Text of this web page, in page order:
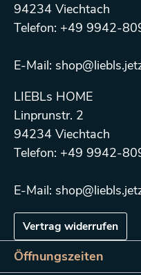
94234 Viechtach
Telefon: +49 9942-
E-Mail:
LIEBLs HOME
Linprunstr. 2
94234 Viechtach
Telefon: +49 9942-
E-Mail:
Vertrag widerrufen
Öffnungszeiten